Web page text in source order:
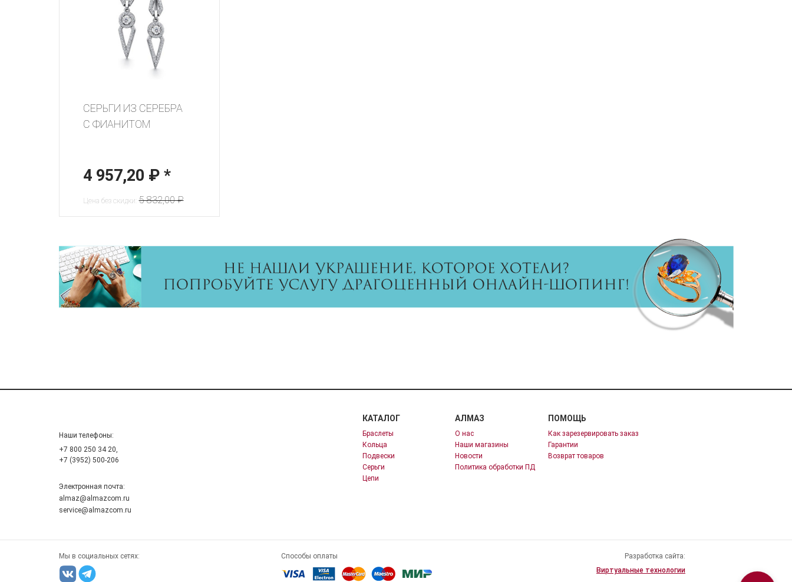
СЕРЬГИ ИЗ СЕРЕБРА
С ФИАНИТОМ
4 957,20 ₽ *
Цена без скидки: 5 832,00 ₽
Наши телефоны:
+7 800 250 34 20,
+7 (3952) 500-206
Электронная почта:
almaz@almazcom.ru
service@almazcom.ru
КАТАЛОГ
Браслеты
Кольца
Подвески
Серьги
Цепи
АЛМАЗ
О нас
Наши магазины
Новости
Политика обработки ПД
ПОМОЩЬ
Как зарезервировать заказ
Гарантии
Возврат товаров
Мы в социальных сетях: Способы оплаты
Разработка сайта:
Виртуальные технологии